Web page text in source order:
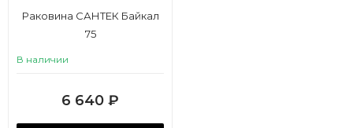
Раковина САНТЕК Байкал
75
В наличии
6 640 ₽